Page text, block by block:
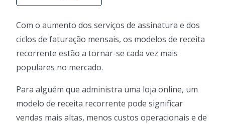
Com o aumento dos serviços de assinatura e dos
ciclos de faturação mensais, os modelos de receita
recorrente estão a tornar-se cada vez mais
populares no mercado.
Para alguém que administra uma loja online, um
modelo de receita recorrente pode significar
vendas mais altas, menos custos operacionais e de